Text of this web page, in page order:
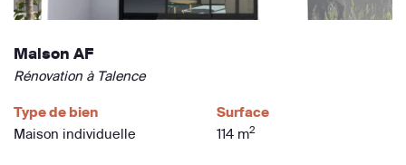
Maison AF
Rénovation à Talence
Type de bien
Maison individuelle
Surface
114 m2